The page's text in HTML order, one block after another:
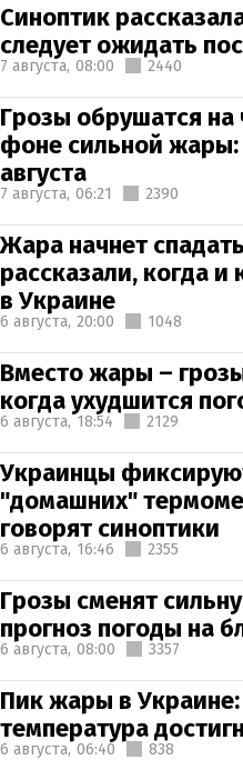
Синоптик
следует ожидать
7 августа, 08:00 2440
Грозы обрушатся на
фоне сильной жары:
августа
7 августа, 06:21 2390
Жара начнет
рассказали, когда и
в Украине
6 августа, 20:00 1048
Вместо жары –
когда ухудшится
6 августа, 18:54 2129
Украинцы
"домашних"
говорят синоптики
6 августа, 16:46 2355
Грозы сменят
прогноз погоды на
6 августа, 08:00 3357
Пик жары в Украине:
температура
6 августа, 06:40 838